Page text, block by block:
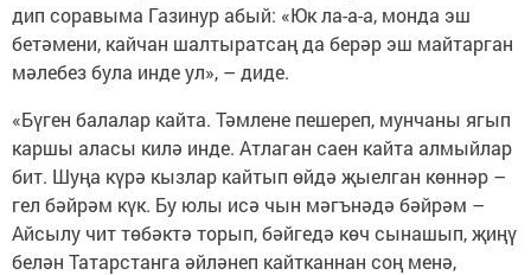
дип соравыма Газинур абый: «Юк ла-а-а, монда эш
бетәмени, кайчан шалтыратсаң да берәр эш майтарган
мәлебез була инде ул», – диде.
«Бүген балалар кайта. Тәмлене пешереп, мунчаны ягып
каршы аласы килә инде. Атлаган саен кайта алмыйлар
бит. Шуңа күрә кызлар кайтып өйдә җыелган көннәр –
гел бәйрәм күк. Бу юлы исә чын мәгънәдә бәйрәм –
Айсылу чит төбәктә торып, бәйгедә көч сынашып, җиңү
белән Татарстанга әйләнеп кайтканнан соң менә,